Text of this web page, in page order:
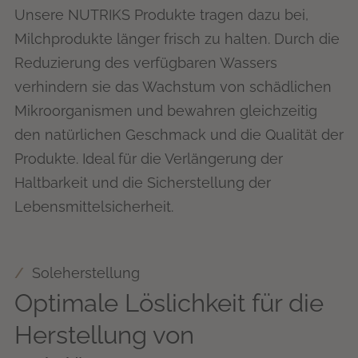
Unsere NUTRIKS Produkte tragen dazu bei,
Milchprodukte länger frisch zu halten. Durch die
Reduzierung des verfügbaren Wassers
verhindern sie das Wachstum von schädlichen
Mikroorganismen und bewahren gleichzeitig
den natürlichen Geschmack und die Qualität der
Produkte. Ideal für die Verlängerung der
Haltbarkeit und die Sicherstellung der
Lebensmittelsicherheit.
Soleherstellung
Optimale Löslichkeit für die
Herstellung von